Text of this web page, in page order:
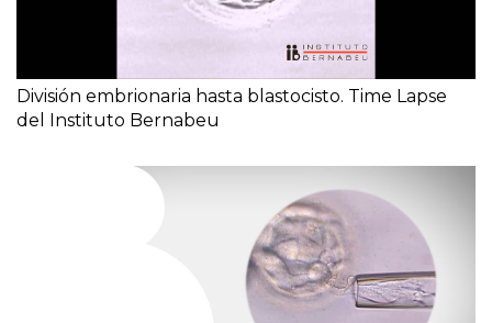
División embrionaria hasta blastocisto. Time Lapse
del Instituto Bernabeu